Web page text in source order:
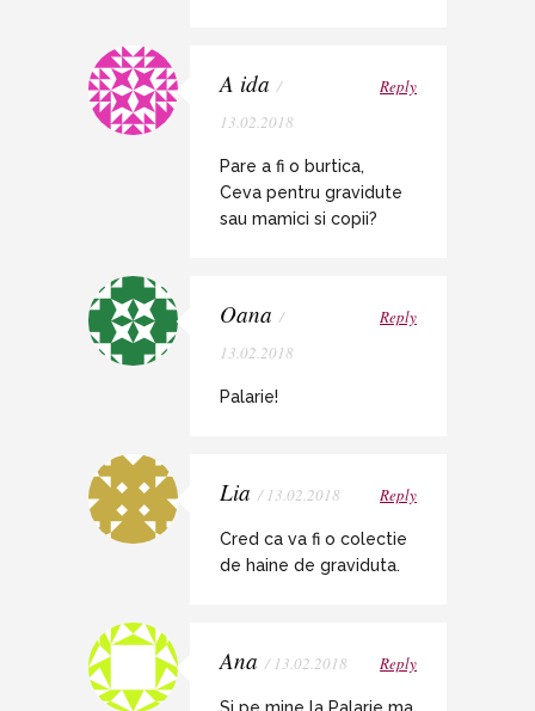
A ida /
13.02.2018
Reply
Pare a fi o burtica,
Ceva pentru gravidute
sau mamici si copii?
Oana /
13.02.2018
Reply
Palarie!
Lia / 13.02.2018 Reply
Cred ca va fi o colectie
de haine de graviduta.
Ana / 13.02.2018 Reply